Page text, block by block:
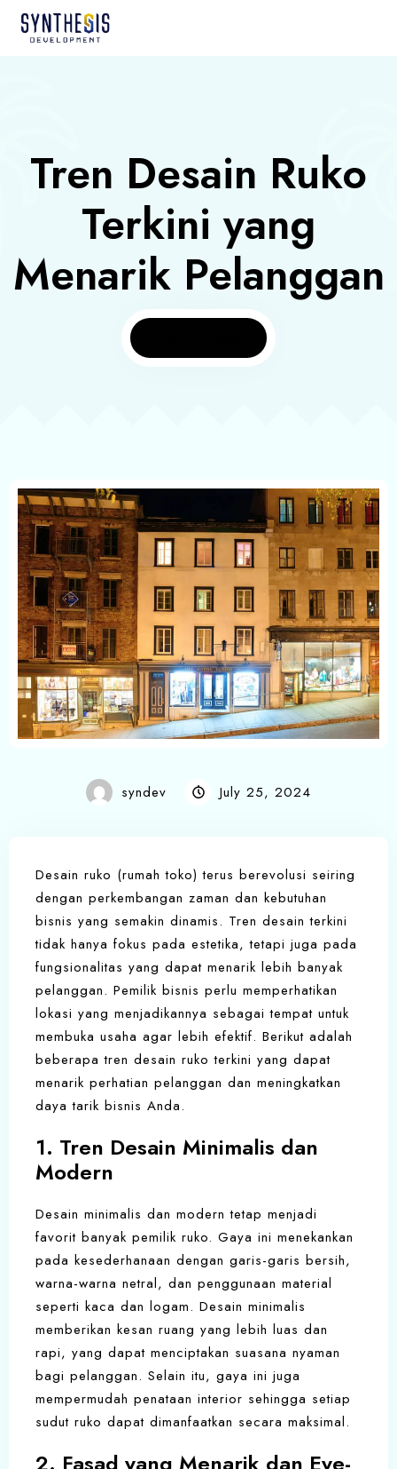
Tren Desain Ruko
Terkini yang
Menarik Pelanggan
syndev July 25, 2024
Desain ruko (rumah toko) terus berevolusi seiring
dengan perkembangan zaman dan kebutuhan
bisnis yang semakin dinamis. Tren desain terkini
tidak hanya fokus pada estetika, tetapi juga pada
fungsionalitas yang dapat menarik lebih banyak
pelanggan. Pemilik bisnis perlu memperhatikan
lokasi yang menjadikannya sebagai tempat untuk
membuka usaha agar lebih efektif. Berikut adalah
beberapa tren desain ruko terkini yang dapat
menarik perhatian pelanggan dan meningkatkan
daya tarik bisnis Anda.
1. Tren Desain Minimalis dan
Modern
Desain minimalis dan modern tetap menjadi
favorit banyak pemilik ruko. Gaya ini menekankan
pada kesederhanaan dengan garis-garis bersih,
warna-warna netral, dan penggunaan material
seperti kaca dan logam. Desain minimalis
memberikan kesan ruang yang lebih luas dan
rapi, yang dapat menciptakan suasana nyaman
bagi pelanggan. Selain itu, gaya ini juga
mempermudah penataan interior sehingga setiap
sudut ruko dapat dimanfaatkan secara maksimal.